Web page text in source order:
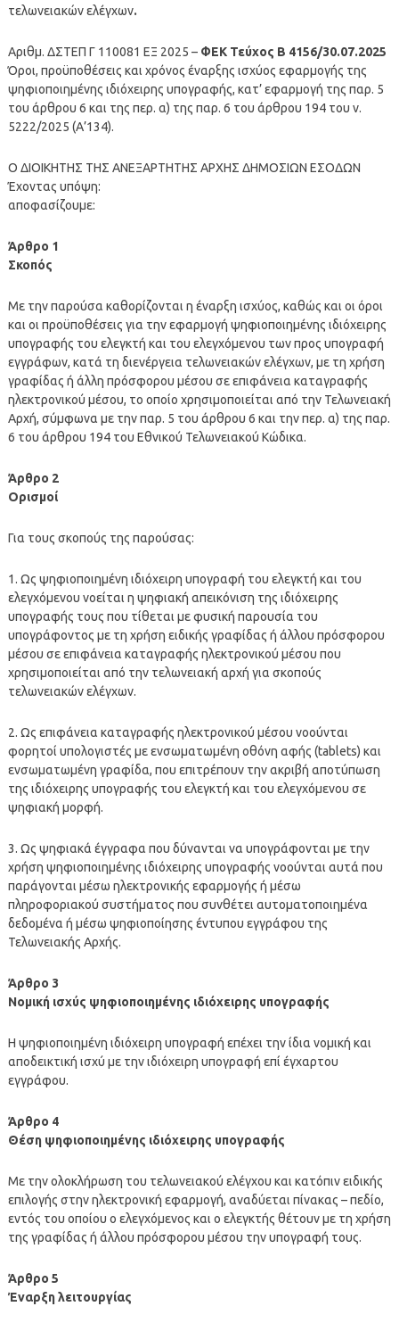
τελωνειακών ελέγχων.
Αριθμ. ΔΣΤΕΠ Γ 110081 ΕΞ 2025 – ΦΕΚ Τεύχος Β 4156/30.07.2025
Όροι, προϋποθέσεις και χρόνος έναρξης ισχύος εφαρμογής της
ψηφιοποιημένης ιδιόχειρης υπογραφής, κατ’ εφαρμογή της παρ. 5
του άρθρου 6 και της περ. α) της παρ. 6 του άρθρου 194 του ν.
5222/2025 (Α’134).
Ο ΔΙΟΙΚΗΤΗΣ ΤΗΣ ΑΝΕΞΑΡΤΗΤΗΣ ΑΡΧΗΣ ΔΗΜΟΣΙΩΝ ΕΣΟΔΩΝ
Έχοντας υπόψη:
αποφασίζουμε:
Άρθρο 1
Σκοπός
Με την παρούσα καθορίζονται η έναρξη ισχύος, καθώς και οι όροι
και οι προϋποθέσεις για την εφαρμογή ψηφιοποιημένης ιδιόχειρης
υπογραφής του ελεγκτή και του ελεγχόμενου των προς υπογραφή
εγγράφων, κατά τη διενέργεια τελωνειακών ελέγχων, με τη χρήση
γραφίδας ή άλλη πρόσφορου μέσου σε επιφάνεια καταγραφής
ηλεκτρονικού μέσου, το οποίο χρησιμοποιείται από την Τελωνειακή
Αρχή, σύμφωνα με την παρ. 5 του άρθρου 6 και την περ. α) της παρ.
6 του άρθρου 194 του Εθνικού Τελωνειακού Κώδικα.
Άρθρο 2
Ορισμοί
Για τους σκοπούς της παρούσας:
1. Ως ψηφιοποιημένη ιδιόχειρη υπογραφή του ελεγκτή και του
ελεγχόμενου νοείται η ψηφιακή απεικόνιση της ιδιόχειρης
υπογραφής τους που τίθεται με φυσική παρουσία του
υπογράφοντος με τη χρήση ειδικής γραφίδας ή άλλου πρόσφορου
μέσου σε επιφάνεια καταγραφής ηλεκτρονικού μέσου που
χρησιμοποιείται από την τελωνειακή αρχή για σκοπούς
τελωνειακών ελέγχων.
2. Ως επιφάνεια καταγραφής ηλεκτρονικού μέσου νοούνται
φορητοί υπολογιστές με ενσωματωμένη οθόνη αφής (tablets) και
ενσωματωμένη γραφίδα, που επιτρέπουν την ακριβή αποτύπωση
της ιδιόχειρης υπογραφής του ελεγκτή και του ελεγχόμενου σε
ψηφιακή μορφή.
3. Ως ψηφιακά έγγραφα που δύνανται να υπογράφονται με την
χρήση ψηφιοποιημένης ιδιόχειρης υπογραφής νοούνται αυτά που
παράγονται μέσω ηλεκτρονικής εφαρμογής ή μέσω
πληροφοριακού συστήματος που συνθέτει αυτοματοποιημένα
δεδομένα ή μέσω ψηφιοποίησης έντυπου εγγράφου της
Τελωνειακής Αρχής.
Άρθρο 3
Νομική ισχύς ψηφιοποιημένης ιδιόχειρης υπογραφής
Η ψηφιοποιημένη ιδιόχειρη υπογραφή επέχει την ίδια νομική και
αποδεικτική ισχύ με την ιδιόχειρη υπογραφή επί έγχαρτου
εγγράφου.
Άρθρο 4
Θέση ψηφιοποιημένης ιδιόχειρης υπογραφής
Με την ολοκλήρωση του τελωνειακού ελέγχου και κατόπιν ειδικής
επιλογής στην ηλεκτρονική εφαρμογή, αναδύεται πίνακας – πεδίο,
εντός του οποίου ο ελεγχόμενος και ο ελεγκτής θέτουν με τη χρήση
της γραφίδας ή άλλου πρόσφορου μέσου την υπογραφή τους.
Άρθρο 5
Έναρξη λειτουργίας